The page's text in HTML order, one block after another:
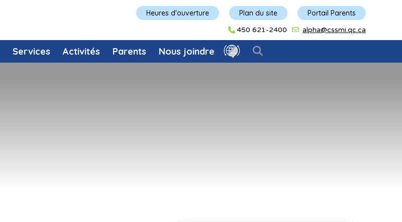
Plan du site Portail Parents
Heures d'ouverture
450 621-2400 alpha@cssmi.qc.ca
Services Activités Parents Nous joindre